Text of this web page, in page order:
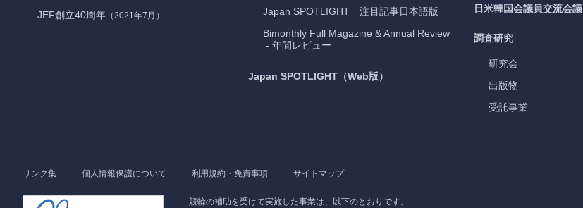
JEF創立40周年 （2021年7月）
Japan SPOTLIGHT
注目記事日本語版
Bimonthly Full Magazine & Annual Review
- 年間レビュー
Japan SPOTLIGHT （Web版）
日米韓国会議員交流会議
調査研究
研究会
出版物
受託事業
リンク集 個人情報保護について 利用規約・免責事項 サイトマップ
競輪の補助を受けて実施した事業は、以下のとおりです。